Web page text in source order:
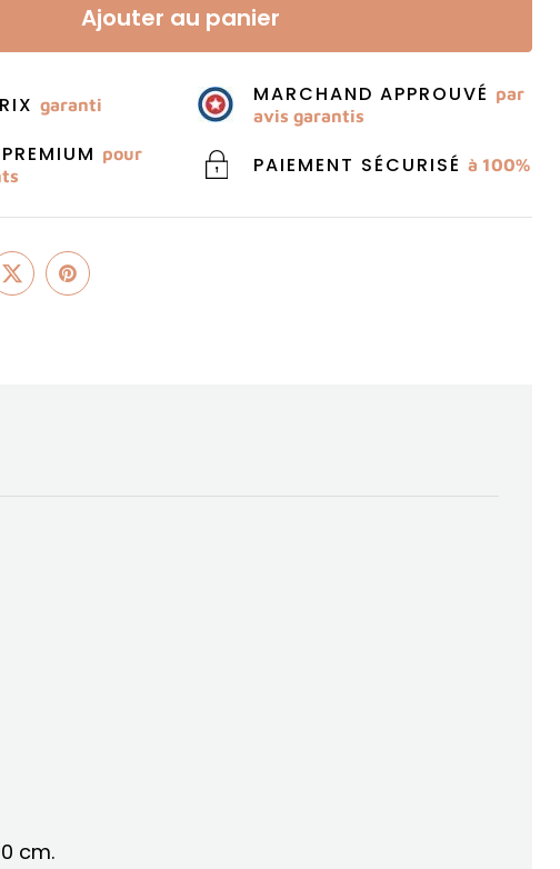
Ajouter au panier
garanti MARCHAND APPROUVÉ par
avis garantis
pour
PAIEMENT SÉCURISÉ à 100%
cm.